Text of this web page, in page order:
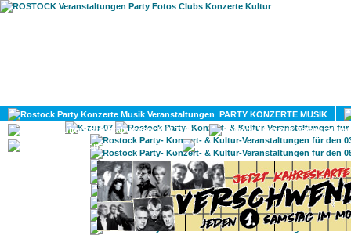
PARTY KONZERTE MUSIK
KULTUR
GAY